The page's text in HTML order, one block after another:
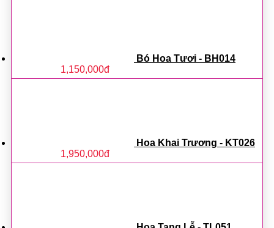
Bó Hoa Tươi - BH014
1,150,000đ
Hoa Khai Trương - KT026
1,950,000đ